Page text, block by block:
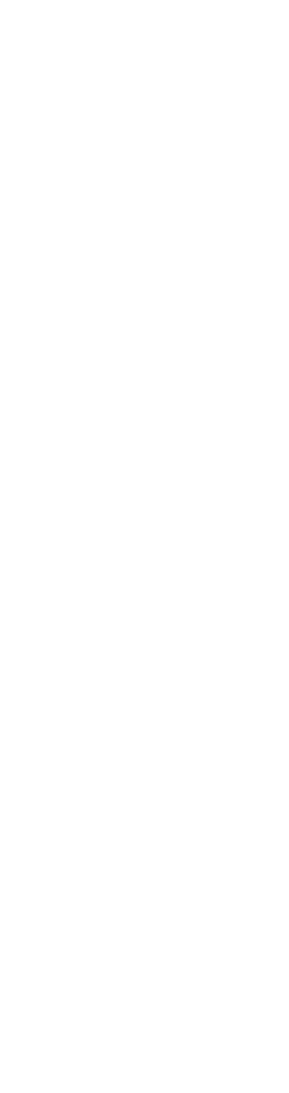
」，卻仍被要求當場
知嘅好處：減肥、消水腫、降血
稿,成日覺得眼睛乾澀､腦袋好似｢斷